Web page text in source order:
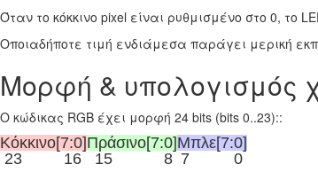
Όταν το κόκκινο pixel είναι ρυθμισμένο στο 0, το
Οποιαδήποτε τιμή ενδιάμεσα παράγει μερική
Μορφή & υπολογισμός
Ο κώδικας RGB έχει μορφή 24 bits (bits 0..23)::
Κόκκινο[7:0]Πράσινο[7:0]Μπλε[7:0]
23
16 15 8 7 0